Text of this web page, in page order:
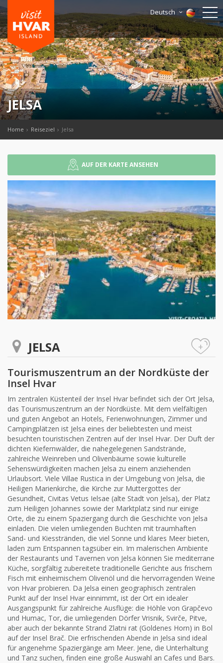
Deutsch
JELSA
Home Reiseziel Jelsa
AUF DER KARTE ANSEHEN
JELSA +
Tourismuszentrum an der Nordküste der
Insel Hvar
Im zentralen Küstenteil der Insel Hvar befindet sich der Ort Jelsa,
das Tourismuszentrum an der Nordküste. Mit dem vielfältigen
und guten Angebot an Hotels, Ferienwohnungen, Zimmer und
Campingplätzen ist Jelsa eines der beliebtesten und meist
besuchten touristischen Zentren auf der Insel Hvar. Der Duft der
dichten Kiefernwälder, die nahegelegenen Sandstrände,
zahlreiche Weinreben und Olivenbäume sowie kulturelle
Sehenswürdigkeiten machen Jelsa zu einem anziehenden
Urlaubsort. Viele Villae Rustica in der Umgebung von Jelsa, die
Heiligen Marienkirche, die Kirche zur Muttergottes der
Gesundheit, Civitas Vetus Ielsae (alte Stadt von Jelsa), der Platz
zum Heiligen Johannes sowie der Marktplatz sind nur einige
Orte, die zu einem Spaziergang durch die Geschichte von Jelsa
einladen. Die vielen umliegenden Buchten mit traumhaften
Sand- und Kiesstränden, die viel Sonne und klares Meer bieten,
laden zum Entspannen tagsüber ein. Im malerischen Ambiente
der Restaurants und Tavernen von Jelsa können Sie mediterrane
Küche, sorgfältig zubereitete traditionelle Gerichte aus frischem
Fisch mit einheimischem Olivenöl und die hervorragenden Weine
von Hvar probieren. Da Jelsa einen geographisch zentralen
Punkt auf der Insel Hvar einnimmt, ist der Ort ein idealer
Ausgangspunkt für zahlreiche Ausflüge: die Höhle von Grapčevo
und Humac, Tor, die umliegenden Dörfer Vrisnik, Svirče, Pitve,
aber auch der bekannte Strand Zlatni rat (Goldenes Horn) in Bol
auf der Insel Brač. Die erfrischenden Abende in Jelsa sind ideal
für angenehme Spaziergänge am Meer. Jene, die Unterhaltung
und Tanz suchen, finden eine große Auswahl an Cafes und Bars.